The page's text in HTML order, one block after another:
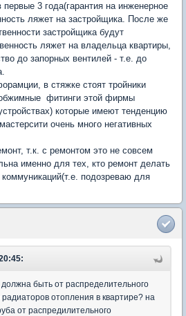
первые 3 года(гарантия на инженерное
ляжет на застройщика. После же
застройщика будут
ляжет на владельца квартиры,
до запорных вентилей - т.е. до
в стяжке стоят тройники
обжимные фитинги этой фирмы
которые имеют тенденцию
очень много негативных
т.к. с ремонтом это не совсем
именно для тех, кто ремонт делать
подозреваю для
должна быть от распределительного
отопления в квартире? на
от распредилительного